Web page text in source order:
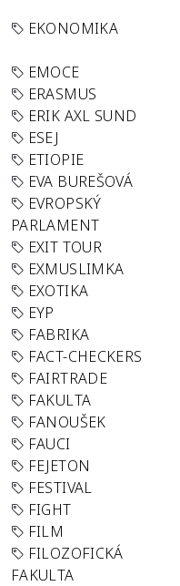
EKONOMIKA
EMOCE
ERASMUS
ERIK AXL SUND
ESEJ
ETIOPIE
EVA BUREŠOVÁ
EVROPSKÝ
PARLAMENT
EXIT TOUR
EXMUSLIMKA
EXOTIKA
EYP
FABRIKA
FACT-CHECKERS
FAIRTRADE
FAKULTA
FANOUŠEK
FAUCI
FEJETON
FESTIVAL
FIGHT
FILM
FILOZOFICKÁ
FAKULTA